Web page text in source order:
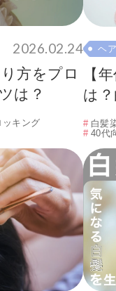
2026.02.24
方をプロ
は？
ッキング
ヘ
【
は
解説
白髪
40代